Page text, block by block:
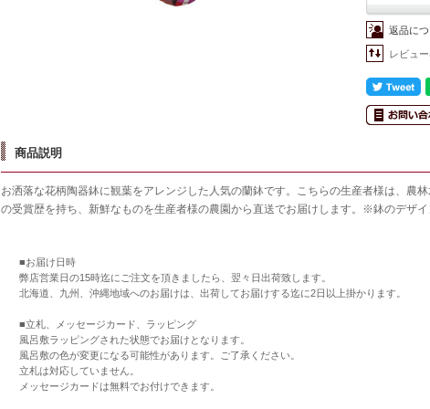
返品に
レビュ
商品説明
お洒落な花柄陶器鉢に観葉をアレンジした人気の蘭鉢です。こちらの生産者様は、農
の受賞歴を持ち、新鮮なものを生産者様の農園から直送でお届けします。※鉢のデザイ
■お届け日時
弊店営業日の15時迄にご注文を頂きましたら、翌々日出荷致します。
北海道、九州、沖縄地域へのお届けは、出荷してお届けする迄に2日以上掛かります。
■立札、メッセージカード、ラッピング
風呂敷ラッピングされた状態でお届けとなります。
風呂敷の色が変更になる可能性があります。ご了承ください。
立札は対応していません。
メッセージカードは無料でお付けできます。